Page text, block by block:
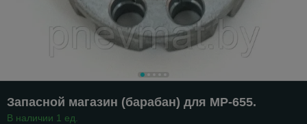
Запасной магазин (барабан) для МР-655.
В наличии 1 ед.